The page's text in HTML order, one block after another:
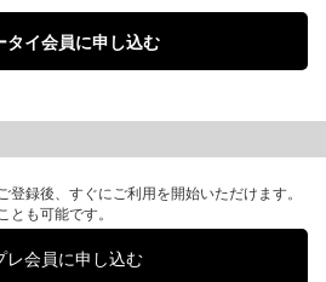
録後、すぐにご利用を開始いただけます。
も可能です。